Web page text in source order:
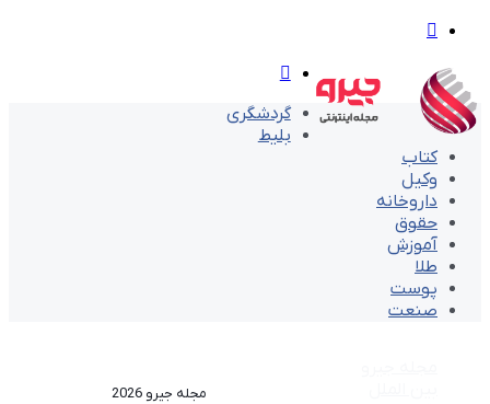
گردشگری
بلیط
کتاب
وکیل
داروخانه
حقوق
آموزش
طلا
پوست
صنعت
مجله جیرو 2026